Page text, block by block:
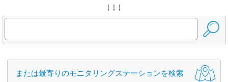
↓ ↓ ↓
または最寄りのモニタリングステーションを検索